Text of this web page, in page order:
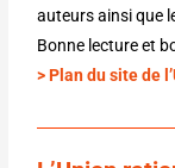
auteurs ainsi que
Bonne lecture et
> Plan du site de